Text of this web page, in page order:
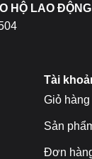
HỘ LAO
Tài
Giỏ hàng
Sản
Đơn